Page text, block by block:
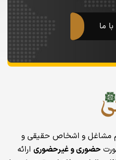
ما
مشاغل و اشخاص حقیقی و
حضوری و غیرحضوری ارائه